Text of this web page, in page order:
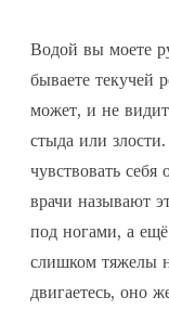
Водой вы моете
бываете текучей
может, и не
стыда или
чувствовать
врачи называют
под ногами, а
слишком тяжелы
двигаетесь, оно